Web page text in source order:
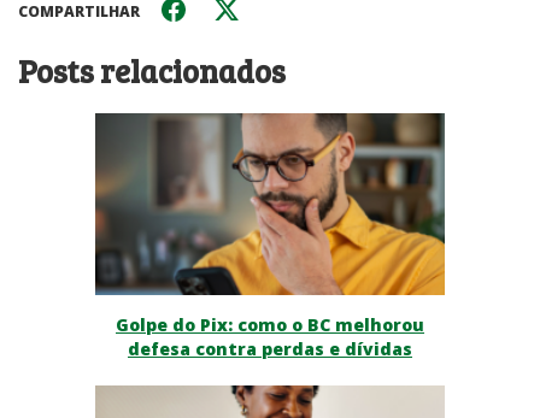
COMPARTILHAR
Posts relacionados
Golpe do Pix: como o BC melhorou
defesa contra perdas e dívidas